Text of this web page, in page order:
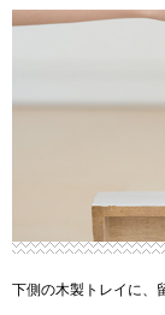
下側の木製トレイに、